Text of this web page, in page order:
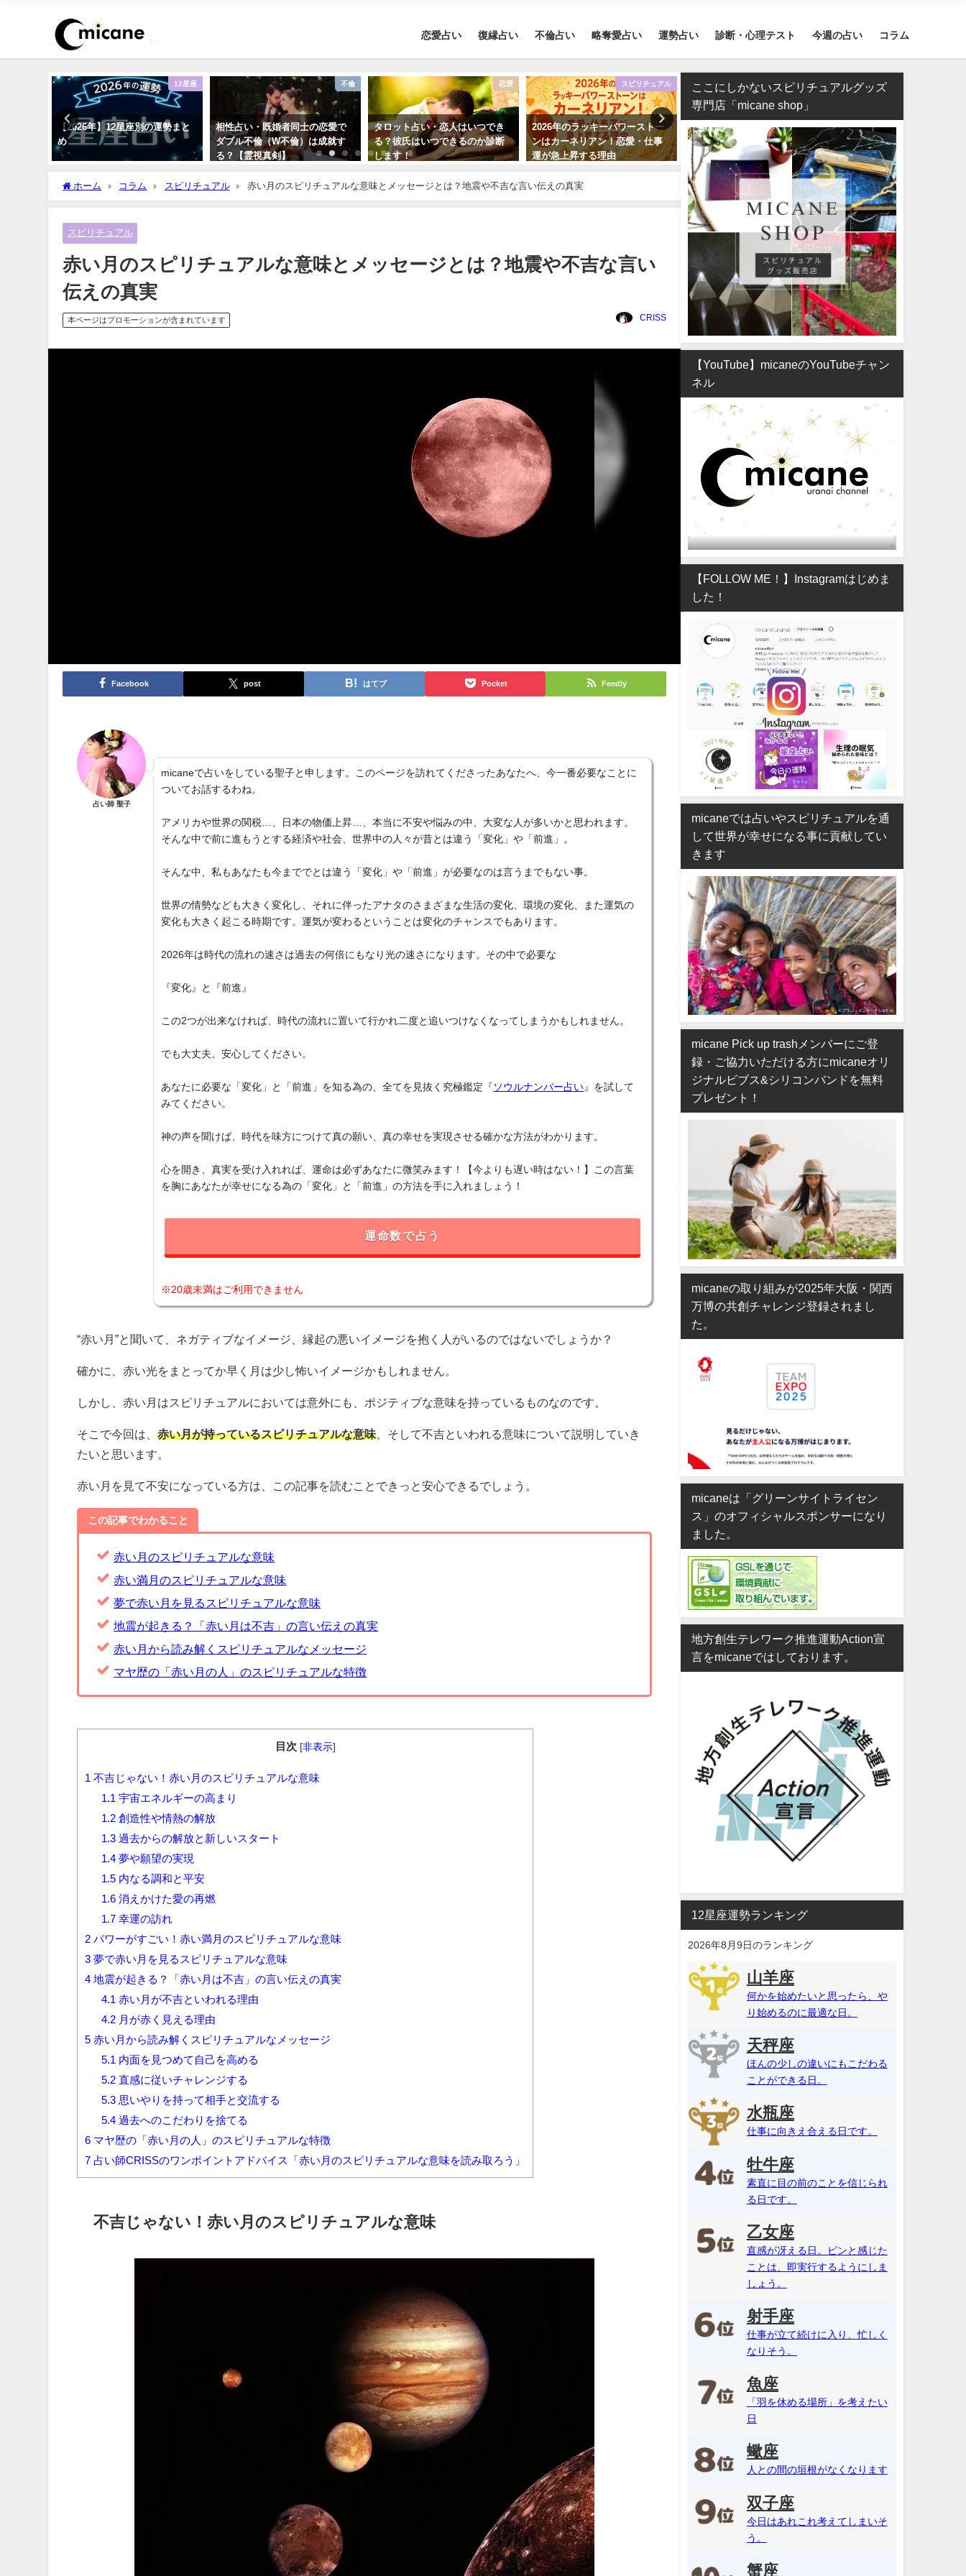
恋愛占い 復縁占い 不倫占い 略奪愛占い 運勢占い 診断・心理テスト 今週の占い コラム
12星座
【2026年】12星座別の運勢まと
め
不倫
相性占い・既婚者同士の恋愛で
ダブル不倫（W不倫）は成就す
る？【霊視真剣】
恋愛
タロット占い・恋人はいつでき
る？彼氏はいつできるのか診断
します！
スピリチュアル
2026年のラッキーパワーストー
ンはカーネリアン！恋愛・仕事
運が急上昇する理由
タロット占い・元彼の今の私に
対する気持ちは？どう思って
る？
誕生日占い・運命の人を顔
付きで完全無料で鑑定しま
ホーム コラム スピリチュアル 赤い月のスピリチュアルな意味とメッセージとは？地震や不吉な言い伝えの真実
スピリチュアル
赤い月のスピリチュアルな意味とメッセージとは？地震や不吉な言い
伝えの真実
本ページはプロモーションが含まれています CRISS
Facebook post はてブ Pocket Feedly
占い師 聖子
micaneで占いをしている聖子と申します。このページを訪れてくださったあなたへ、今一番必要なことに
ついてお話するわね。
アメリカや世界の関税…、日本の物価上昇…、本当に不安や悩みの中、大変な人が多いかと思われます。
そんな中で前に進もうとする経済や社会、世界中の人々が昔とは違う「変化」や「前進」。
そんな中、私もあなたも今まででとは違う「変化」や「前進」が必要なのは言うまでもない事。
世界の情勢なども大きく変化し、それに伴ったアナタのさまざまな生活の変化、環境の変化、また運気の
変化も大きく起こる時期です。運気が変わるということは変化のチャンスでもあります。
2026年は時代の流れの速さは過去の何倍にもなり光の速さになります。その中で必要な
『変化』と『前進』
この2つが出来なければ、時代の流れに置いて行かれ二度と追いつけなくなってしまうかもしれません。
でも大丈夫。安心してください。
あなたに必要な「変化」と「前進」を知る為の、全てを見抜く究極鑑定『 ソウルナンバー占い 』を試して
みてください。
神の声を聞けば、時代を味方につけて真の願い、真の幸せを実現させる確かな方法がわかります。
心を開き、真実を受け入れれば、運命は必ずあなたに微笑みます！【今よりも遅い時はない！】この言葉
を胸にあなたが幸せになる為の「変化」と「前進」の方法を手に入れましょう！
運命数で占う
※20歳未満はご利用できません
“赤い月”と聞いて、ネガティブなイメージ、縁起の悪いイメージを抱く人がいるのではないでしょうか？
確かに、赤い光をまとってか早く月は少し怖いイメージかもしれません。
しかし、赤い月はスピリチュアルにおいては意外にも、ポジティブな意味を持っているものなのです。
そこで今回は、赤い月が持っているスピリチュアルな意味 、そして不吉といわれる意味について説明していき
たいと思います。
赤い月を見て不安になっている方は、この記事を読むことできっと安心できるでしょう。
この記事でわかること
赤い月のスピリチュアルな意味
赤い満月のスピリチュアルな意味
夢で赤い月を見るスピリチュアルな意味
地震が起きる？「赤い月は不吉」の言い伝えの真実
赤い月から読み解くスピリチュアルなメッセージ
マヤ歴の「赤い月の人」のスピリチュアルな特徴
目次 [非表示]
1 不吉じゃない！赤い月のスピリチュアルな意味
1.1 宇宙エネルギーの高まり
1.2 創造性や情熱の解放
1.3 過去からの解放と新しいスタート
1.4 夢や願望の実現
1.5 内なる調和と平安
1.6 消えかけた愛の再燃
1.7 幸運の訪れ
2 パワーがすごい！赤い満月のスピリチュアルな意味
3 夢で赤い月を見るスピリチュアルな意味
4 地震が起きる？「赤い月は不吉」の言い伝えの真実
4.1 赤い月が不吉といわれる理由
4.2 月が赤く見える理由
5 赤い月から読み解くスピリチュアルなメッセージ
5.1 内面を見つめて自己を高める
5.2 直感に従いチャレンジする
5.3 思いやりを持って相手と交流する
5.4 過去へのこだわりを捨てる
6 マヤ歴の「赤い月の人」のスピリチュアルな特徴
7 占い師CRISSのワンポイントアドバイス「赤い月のスピリチュアルな意味を読み取ろう」
不吉じゃない！赤い月のスピリチュアルな意味
ここにしかないスピリチュアルグッズ
専門店「micane shop」
【YouTube】micaneのYouTubeチャン
ネル
【FOLLOW ME！】Instagramはじめま
した！
micaneでは占いやスピリチュアルを通
して世界が幸せになる事に貢献してい
きます
micane Pick up trashメンバーにご登
録・ご協力いただける方にmicaneオリ
ジナルビブス&シリコンバンドを無料
プレゼント！
micaneの取り組みが2025年大阪・関西
万博の共創チャレンジ登録されまし
た。
micaneは「グリーンサイトライセン
ス」のオフィシャルスポンサーになり
ました。
地方創生テレワーク推進運動Action宣
言をmicaneではしております。
12星座運勢ランキング
2026年8月9日のランキング
山羊座
何かを始めたいと思ったら、や
り始めるのに最適な日。
天秤座
ほんの少しの違いにもこだわる
ことができる日。
水瓶座
仕事に向きえ合える日です。
牡牛座
素直に目の前のことを信じられ
る日です。
乙女座
直感が冴える日。ピンと感じた
ことは、即実行するようにしま
しょう。
射手座
仕事が立て続けに入り、忙しく
なりそう。
魚座
「羽を休める場所」を考えたい
日
蠍座
人との間の垣根がなくなります
双子座
今日はあれこれ考えてしまいそ
う。
蟹座